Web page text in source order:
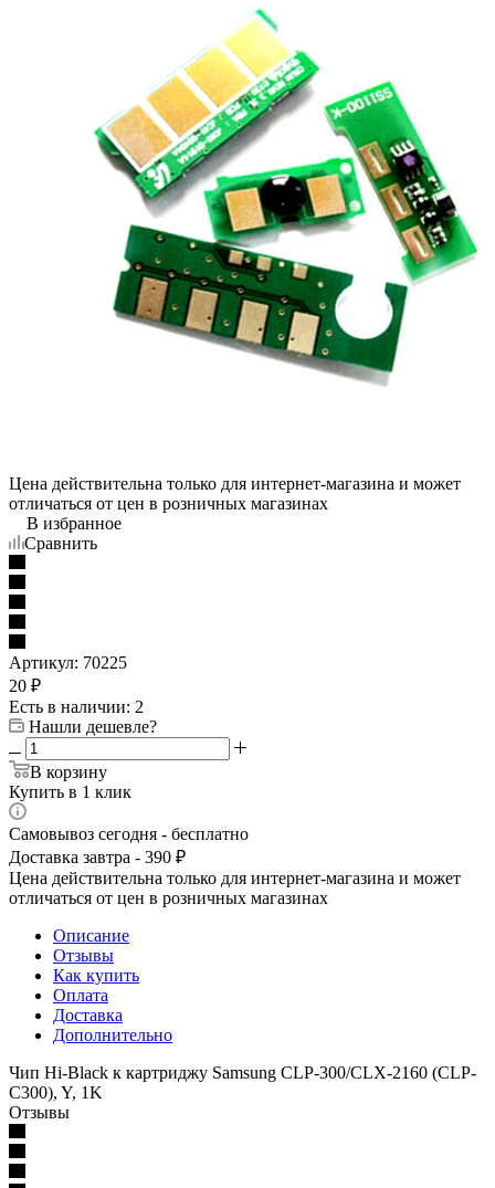
Цена действительна только для интернет-магазина и может
отличаться от цен в розничных магазинах
В избранное
Сравнить
Артикул: 70225
20 ₽
Есть в наличии: 2
Нашли дешевле?
В корзину
Купить в 1 клик
Самовывоз сегодня - бесплатно
Доставка завтра - 390 ₽
Цена действительна только для интернет-магазина и может
отличаться от цен в розничных магазинах
Описание
Отзывы
Как купить
Оплата
Доставка
Дополнительно
Чип Hi-Black к картриджу Samsung CLP-300/CLX-2160 (CLP-
C300), Y, 1K
Отзывы